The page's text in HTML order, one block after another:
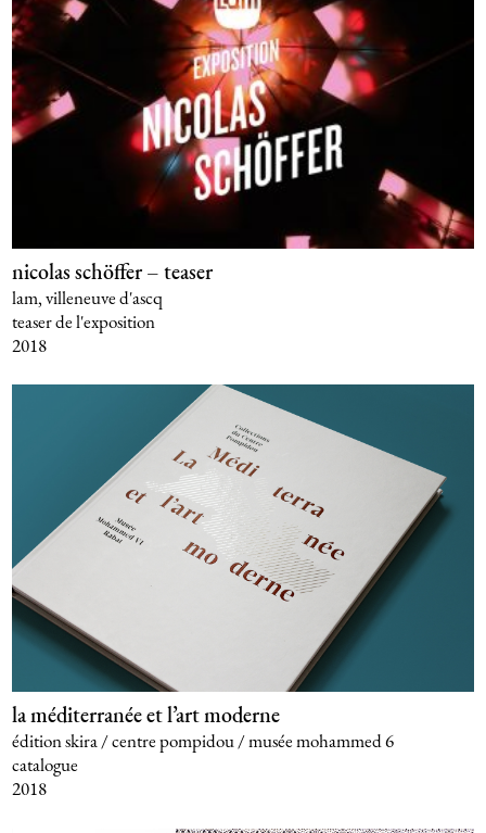
nicolas schöffer – teaser
lam, villeneuve d'ascq
teaser de l'exposition
2018
la méditerranée et l’art moderne
édition skira / centre pompidou / musée mohammed 6
catalogue
2018